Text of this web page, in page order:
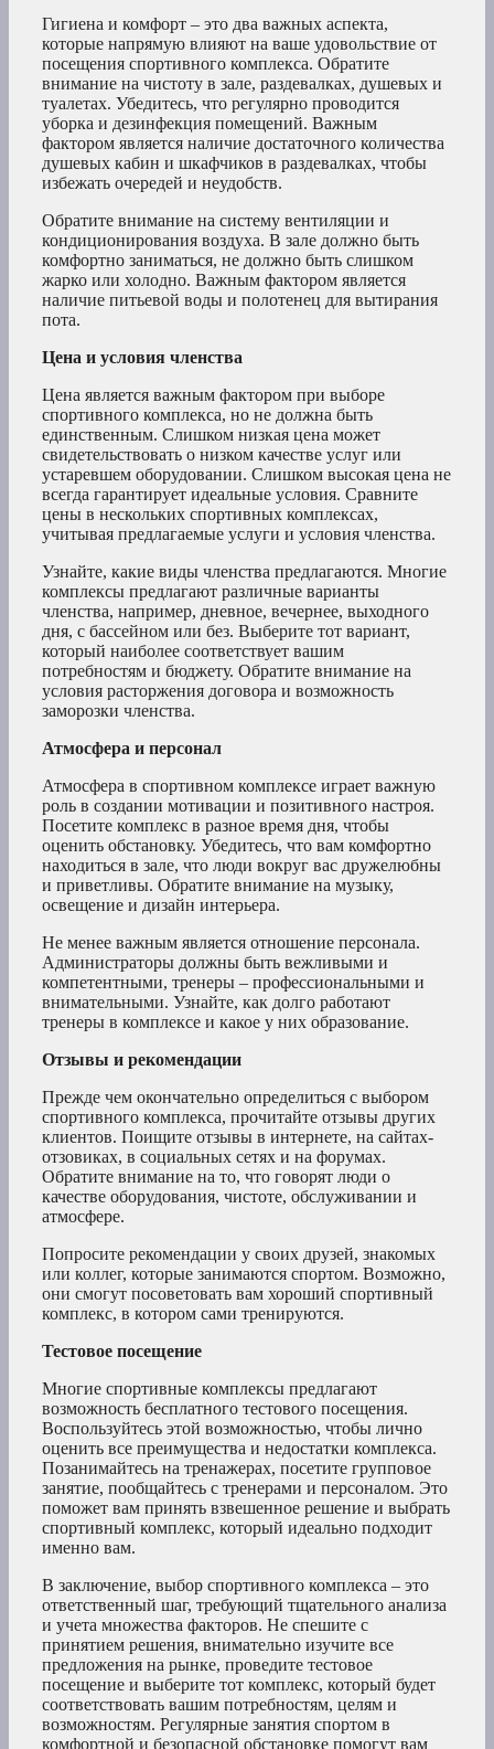
Гигиена и комфорт – это два важных аспекта,
которые напрямую влияют на ваше удовольствие от
посещения спортивного комплекса. Обратите
внимание на чистоту в зале, раздевалках, душевых и
туалетах. Убедитесь, что регулярно проводится
уборка и дезинфекция помещений. Важным
фактором является наличие достаточного количества
душевых кабин и шкафчиков в раздевалках, чтобы
избежать очередей и неудобств.
Обратите внимание на систему вентиляции и
кондиционирования воздуха. В зале должно быть
комфортно заниматься, не должно быть слишком
жарко или холодно. Важным фактором является
наличие питьевой воды и полотенец для вытирания
пота.
Цена и условия членства
Цена является важным фактором при выборе
спортивного комплекса, но не должна быть
единственным. Слишком низкая цена может
свидетельствовать о низком качестве услуг или
устаревшем оборудовании. Слишком высокая цена не
всегда гарантирует идеальные условия. Сравните
цены в нескольких спортивных комплексах,
учитывая предлагаемые услуги и условия членства.
Узнайте, какие виды членства предлагаются. Многие
комплексы предлагают различные варианты
членства, например, дневное, вечернее, выходного
дня, с бассейном или без. Выберите тот вариант,
который наиболее соответствует вашим
потребностям и бюджету. Обратите внимание на
условия расторжения договора и возможность
заморозки членства.
Атмосфера и персонал
Атмосфера в спортивном комплексе играет важную
роль в создании мотивации и позитивного настроя.
Посетите комплекс в разное время дня, чтобы
оценить обстановку. Убедитесь, что вам комфортно
находиться в зале, что люди вокруг вас дружелюбны
и приветливы. Обратите внимание на музыку,
освещение и дизайн интерьера.
Не менее важным является отношение персонала.
Администраторы должны быть вежливыми и
компетентными, тренеры – профессиональными и
внимательными. Узнайте, как долго работают
тренеры в комплексе и какое у них образование.
Отзывы и рекомендации
Прежде чем окончательно определиться с выбором
спортивного комплекса, прочитайте отзывы других
клиентов. Поищите отзывы в интернете, на сайтах-
отзовиках, в социальных сетях и на форумах.
Обратите внимание на то, что говорят люди о
качестве оборудования, чистоте, обслуживании и
атмосфере.
Попросите рекомендации у своих друзей, знакомых
или коллег, которые занимаются спортом. Возможно,
они смогут посоветовать вам хороший спортивный
комплекс, в котором сами тренируются.
Тестовое посещение
Многие спортивные комплексы предлагают
возможность бесплатного тестового посещения.
Воспользуйтесь этой возможностью, чтобы лично
оценить все преимущества и недостатки комплекса.
Позанимайтесь на тренажерах, посетите групповое
занятие, пообщайтесь с тренерами и персоналом. Это
поможет вам принять взвешенное решение и выбрать
спортивный комплекс, который идеально подходит
именно вам.
В заключение, выбор спортивного комплекса – это
ответственный шаг, требующий тщательного анализа
и учета множества факторов. Не спешите с
принятием решения, внимательно изучите все
предложения на рынке, проведите тестовое
посещение и выберите тот комплекс, который будет
соответствовать вашим потребностям, целям и
возможностям. Регулярные занятия спортом в
комфортной и безопасной обстановке помогут вам